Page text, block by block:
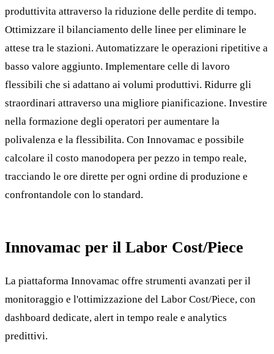
produttivita attraverso la riduzione delle perdite di tempo.
Ottimizzare il bilanciamento delle linee per eliminare le
attese tra le stazioni. Automatizzare le operazioni ripetitive a
basso valore aggiunto. Implementare celle di lavoro
flessibili che si adattano ai volumi produttivi. Ridurre gli
straordinari attraverso una migliore pianificazione. Investire
nella formazione degli operatori per aumentare la
polivalenza e la flessibilita. Con Innovamac e possibile
calcolare il costo manodopera per pezzo in tempo reale,
tracciando le ore dirette per ogni ordine di produzione e
confrontandole con lo standard.
Innovamac per il Labor Cost/Piece
La piattaforma Innovamac offre strumenti avanzati per il
monitoraggio e l'ottimizzazione del Labor Cost/Piece, con
dashboard dedicate, alert in tempo reale e analytics
predittivi.